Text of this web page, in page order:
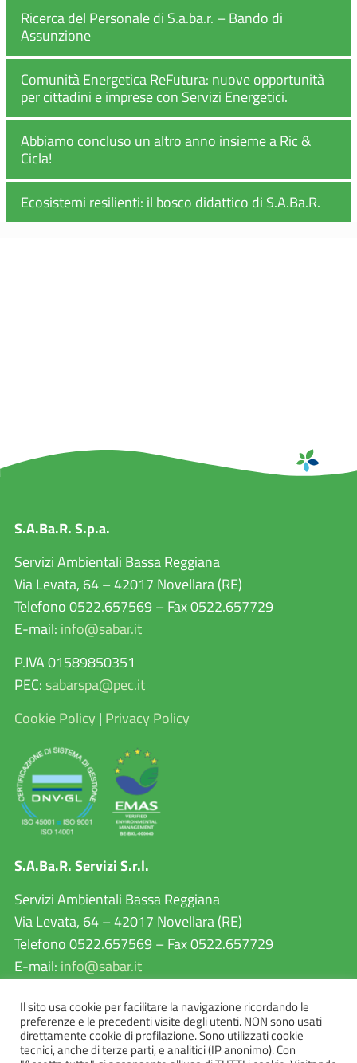
Ricerca del Personale di S.a.ba.r. – Bando di
Assunzione
Comunità Energetica ReFutura: nuove opportunità
per cittadini e imprese con Servizi Energetici.
Abbiamo concluso un altro anno insieme a Ric &
Cicla!
Ecosistemi resilienti: il bosco didattico di S.A.Ba.R.
S.A.Ba.R. S.p.a.
Servizi Ambientali Bassa Reggiana
Via Levata, 64 – 42017 Novellara (RE)
Telefono 0522.657569 – Fax 0522.657729
E-mail: info@sabar.it
P.IVA 01589850351
PEC: sabarspa@pec.it
Cookie Policy | Privacy Policy
S.A.Ba.R. Servizi S.r.l.
Servizi Ambientali Bassa Reggiana
Via Levata, 64 – 42017 Novellara (RE)
Telefono 0522.657569 – Fax 0522.657729
E-mail: info@sabar.it
P.IVA 02460240357
PEC:sabarservizisrl@pec.it
Il sito usa cookie per facilitare la navigazione ricordando le
preferenze e le precedenti visite degli utenti. NON sono usati
direttamente cookie di profilazione. Sono utilizzati cookie
tecnici, anche di terze parti, e analitici (IP anonimo). Con